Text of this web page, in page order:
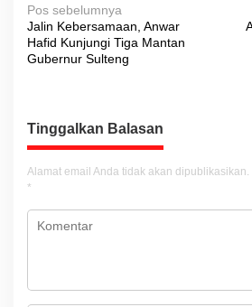
N
a
v
g
a
s
i
p
Pos sebelumnya
Jalin Kebersamaan, Anwar
Hafid Kunjungi Tiga Mantan
Gubernur Sulteng
Tinggalkan Balasan
Alamat email Anda tidak akan dipublikasikan.
*